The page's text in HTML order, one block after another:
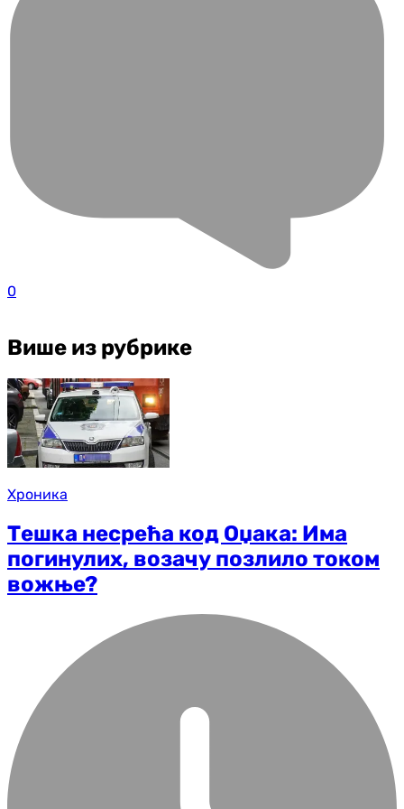
0
Више из рубрике
Хроника
Тешка несрећа код Оџака: Има
погинулих, возачу позлило током
вожње?